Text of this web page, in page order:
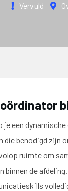
Vervuld
je een
die benodigd zijn
ruimte om
de